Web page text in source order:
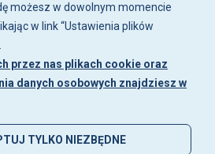
możesz w dowolnym momencie
w link “Ustawienia plików
przez nas plikach cookie oraz
danych osobowych znajdziesz w
TYLKO NIEZBĘDNE